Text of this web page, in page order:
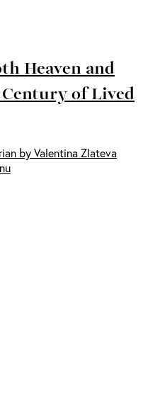
Heaven and
of Lived
by Valentina Zlateva